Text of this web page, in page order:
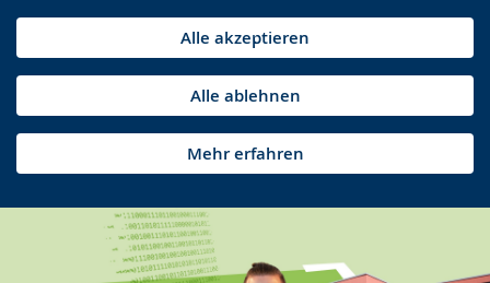
Alle akzeptieren
Alle ablehnen
Mehr erfahren